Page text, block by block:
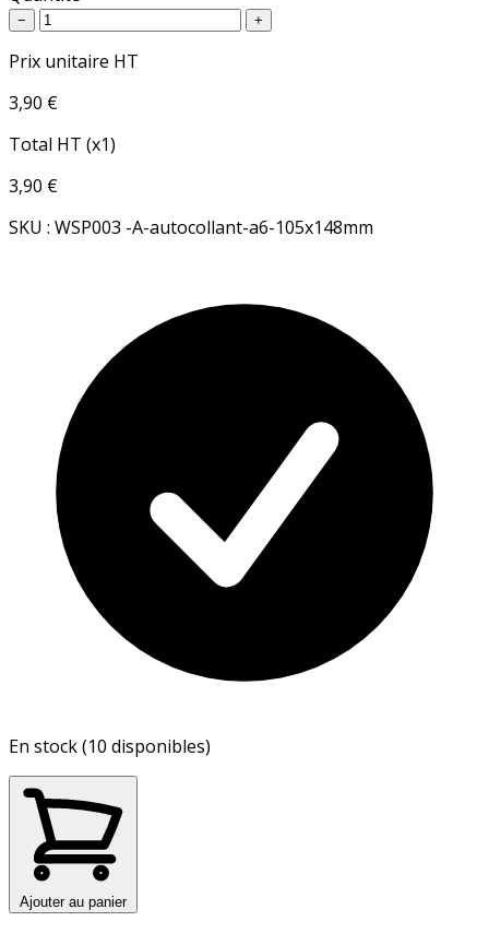
− +
Prix unitaire HT
3,90 €
Total HT (x1)
3,90 €
SKU : WSP003 -A-autocollant-a6-105x148mm
En stock (10 disponibles)
Ajouter au panier